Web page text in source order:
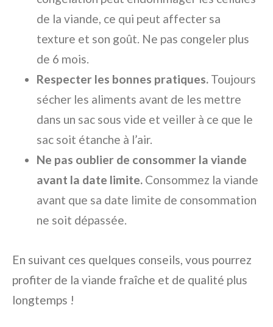
de la viande, ce qui peut affecter sa
texture et son goût. Ne pas congeler plus
de 6 mois.
Respecter les bonnes pratiques. Toujours
sécher les aliments avant de les mettre
dans un sac sous vide et veiller à ce que le
sac soit étanche à l’air.
Ne pas oublier de consommer la viande
avant la date limite. Consommez la viande
avant que sa date limite de consommation
ne soit dépassée.
En suivant ces quelques conseils, vous pourrez
profiter de la viande fraîche et de qualité plus
longtemps !